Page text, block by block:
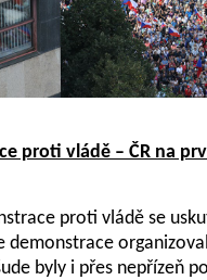
proti vládě – ČR na
proti vládě se
demonstrace
byly i přes nepřízeň